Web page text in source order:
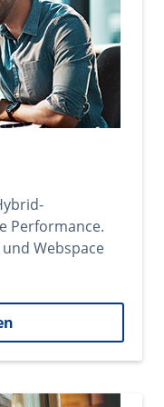
Performance.
Webspace